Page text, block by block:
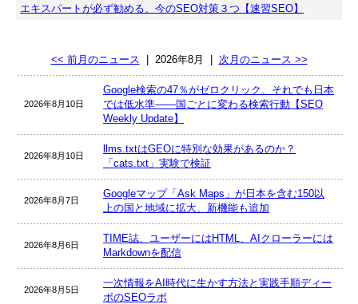
エキスパートが必ず勧める、今のSEO対策３つ【速習SEO】
<< 前月のニュース 2026年8月 次月のニュース >>
2026年8月10日
Google検索の47％がゼロクリック、それでも日本
では低水準――国ごとに変わる検索行動【SEO
Weekly Update】
2026年8月10日
llms.txtはGEOに特別な効果があるのか？
「cats.txt」実験で検証
2026年8月7日
Googleマップ「Ask Maps」が日本を含む150以
上の国と地域に拡大、新機能も追加
2026年8月6日
TIME誌、ユーザーにはHTML、AIクローラーには
Markdownを配信
2026年8月5日
一次情報をAI時代に生かす方法と実践手順ディー
ボのSEOラボ